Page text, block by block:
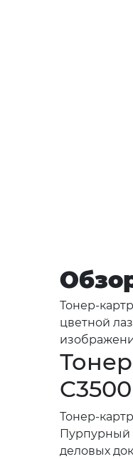
Тонер-
цветной
C3500
Тонер-
Пурпурный
деловых